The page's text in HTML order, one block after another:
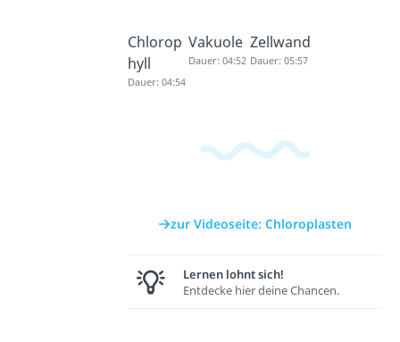
Chlorop
hyll
Dauer: 04:54
Vakuole
Dauer: 04:52
Zellwand
Dauer: 05:57
zur Videoseite: Chloroplasten
Lernen lohnt sich!
Entdecke hier deine Chancen.